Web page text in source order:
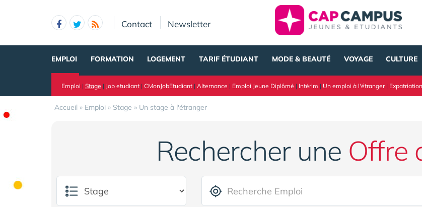
Contact Newsletter
EMPLOI FORMATION LOGEMENT TARIF ÉTUDIANT MODE & BEAUTÉ VOYAGE CULTURE
Emploi | Stage | Job etudiant | CMonJobEtudiant | Alternance | Emploi Jeune Diplômé | Intérim | Un emploi à l'étranger| Expatriation
Accueil » Emploi » Stage » Un stage à l'étranger
Rechercher une Offre